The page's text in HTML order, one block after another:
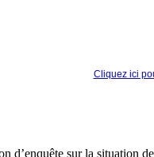
Cliquez ici
sur la situation